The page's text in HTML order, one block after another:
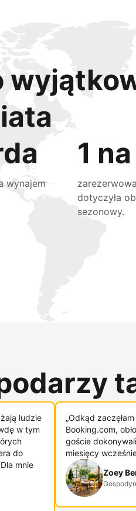
wynajem
1
dotyczyła
sezonowy.
ludzie
w tym
do
mnie
„Odkąd
Booking.com,
goście
miesięcy
Zoey